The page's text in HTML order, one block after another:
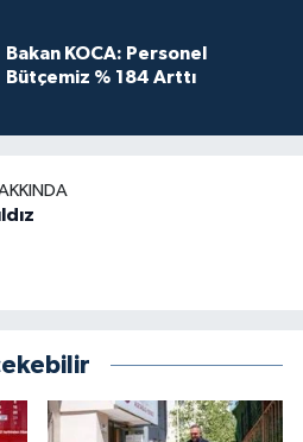
Bakan KOCA: Personel
Bütçemiz % 184 Arttı